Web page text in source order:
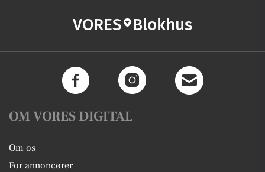
VORES Blokhus
OM VORES DIGITAL
Om os
For annoncører